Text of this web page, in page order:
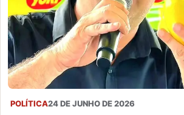
POLÍTICA24 DE JUNHO DE 2026